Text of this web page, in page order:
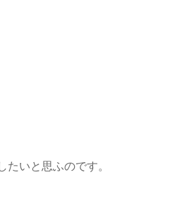
いと思ふのです。